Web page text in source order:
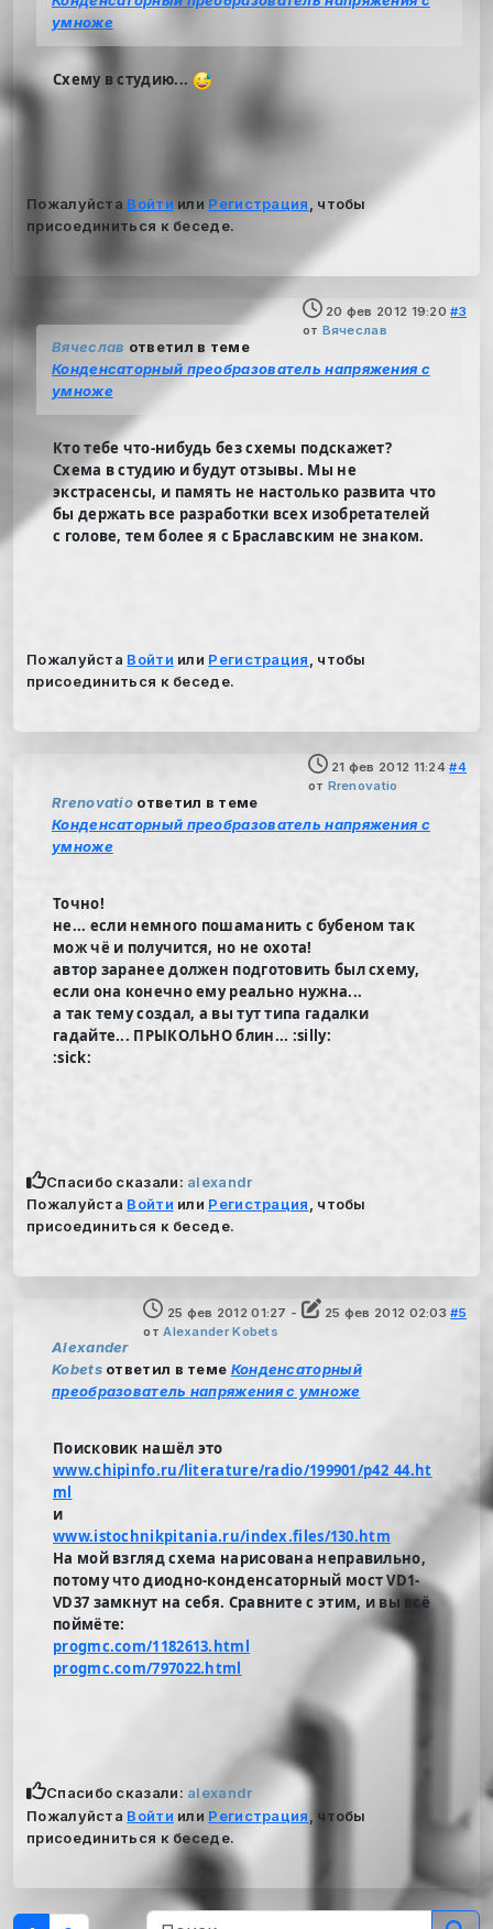
умноже
Схему в студию...
Пожалуйста Войти или Регистрация
, чтобы
присоединиться к беседе.
20 фев 2012 19:20 #3
от Вячеслав
Вячеслав ответил в теме
Конденсаторный преобразователь напряжения с
умноже
Кто тебе что-нибудь без схемы подскажет?
Схема в студию и будут отзывы. Мы не
экстрасенсы, и память не настолько развита что
бы держать все разработки всех изобретателей
с голове, тем более я с Браславским не знаком.
Пожалуйста Войти или Регистрация
, чтобы
присоединиться к беседе.
21 фев 2012 11:24 #4
от Rrenovatio
Rrenovatio ответил в теме
Конденсаторный преобразователь напряжения с
умноже
Точно!
не... если немного пошаманить с бубеном так
мож чё и получится, но не охота!
автор заранее должен подготовить был схему,
если она конечно ему реально нужна...
а так тему создал, а вы тут типа гадалки
гадайте... ПРЫКОЛЬНО блин... :silly:
:sick:
Спасибо сказали: alexandr
Пожалуйста Войти или Регистрация, чтобы
присоединиться к беседе.
25 фев 2012 01:27 - 25 фев 2012 02:03 #5
отAlexander Kobets
Alexander
Kobetsответил в теме Конденсаторный
преобразователь напряжения с умноже
Поисковик нашёл это
www.chipinfo.ru/literature/radio/199901/p42_44.ht
ml
и
www.istochnikpitania.ru/index.files/130.htm
На мой взгляд схема нарисована неправильно,
потому что диодно-конденсаторный мост VD1-
VD37 замкнут на себя. Сравните с этим, и вы всё
поймёте:
progmc.com/1182613.html
progmc.com/797022.html
Спасибо сказали: alexandr
Пожалуйста Войти или Регистрация
, чтобы
присоединиться к беседе.